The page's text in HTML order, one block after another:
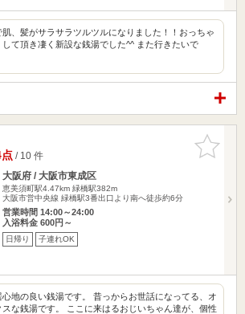
肌、髪がサラサラツルツルになりました！！おっちゃ
して頂き凄く新設な銭湯でした^^ また行きたいで
お気に入
りに追加
/ 10 件
大阪府 / 大阪市東成区
恵美須町駅4.47km 緑橋駅382m
大阪市営中央線 緑橋駅3番出口より南へ徒歩約6分
営業時間 14:00～24:00
入浴料金 600円～
日帰り 子連れOK
心地の良い銭湯です。 昔っからお世話になってる、オ
スな銭湯です。 ここに来はるおじいちゃん達が、個性